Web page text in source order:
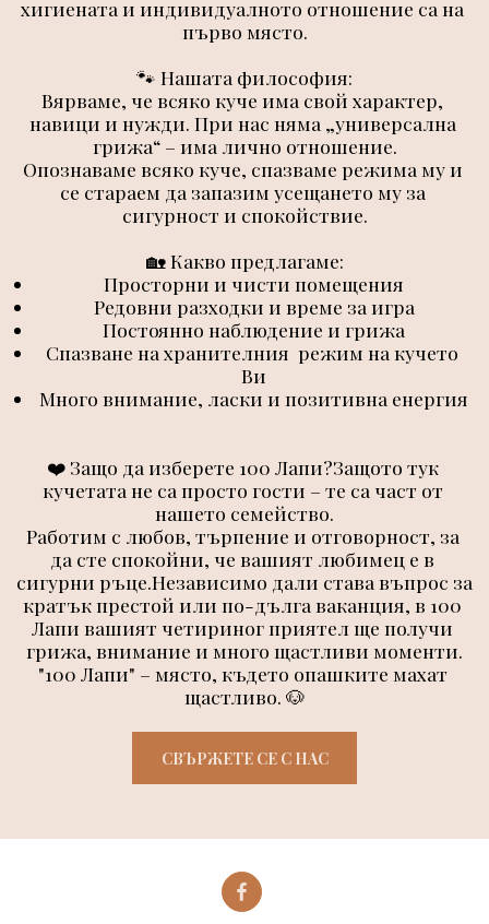
хигиената и индивидуалното отношение са на
първо място.
🐾 Нашата философия:
Вярваме, че всяко куче има свой характер,
навици и нужди. При нас няма „универсална
грижа“ – има лично отношение.
Опознаваме всяко куче, спазваме режима му и
се стараем да запазим усещането му за
сигурност и спокойствие.
🏡 Какво предлагаме:
Просторни и чисти помещения
Редовни разходки и време за игра
Постоянно наблюдение и грижа
Спазване на хранителния  режим на кучето
Ви
Много внимание, ласки и позитивна енергия
❤️ Защо да изберете 100 Лапи?Защото тук
кучетата не са просто гости – те са част от
нашето семейство.
Работим с любов, търпение и отговорност, за
да сте спокойни, че вашият любимец е в
сигурни ръце.Независимо дали става въпрос за
кратък престой или по-дълга ваканция, в 100
Лапи вашият четириног приятел ще получи
грижа, внимание и много щастливи моменти.
"100 Лапи" – място, където опашките махат
щастливо. 🐶
СВЪРЖЕТЕ СЕ С НАС